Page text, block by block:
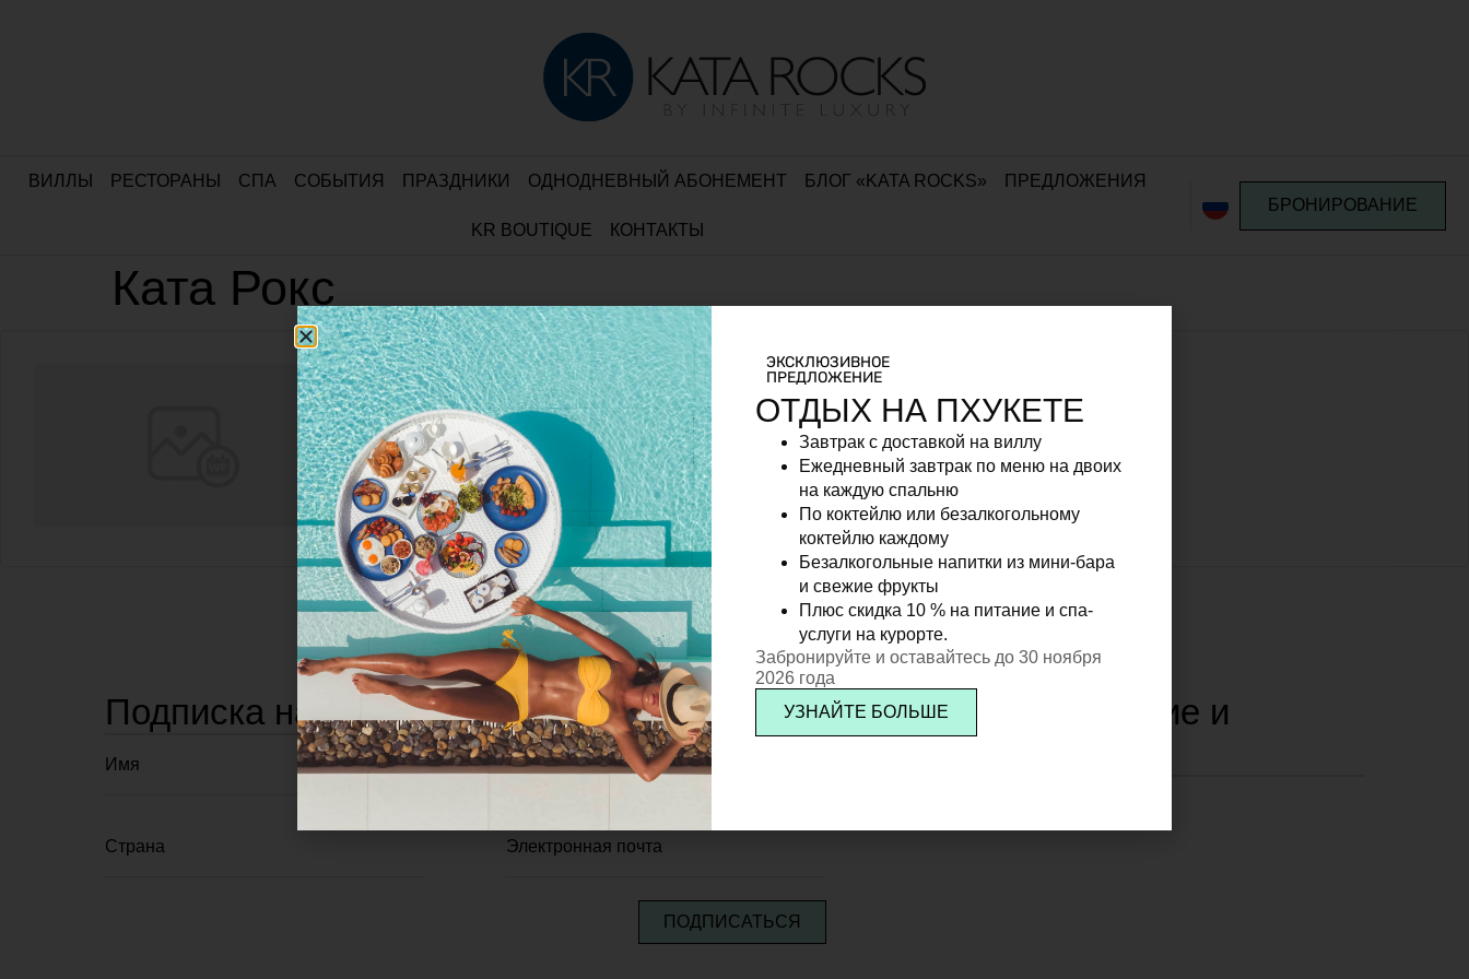
ВИЛЛЫ РЕСТОРАНЫ СПА СОБЫТИЯ ПРАЗДНИКИ ОДНОДНЕВНЫЙ АБОНЕМЕНТ БЛОГ «KATA ROCKS» ПРЕДЛОЖЕНИЯ
KR BOUTIQUE КОНТАКТЫ
БРОНИРОВАНИЕ
Ката Рокс
Ката Рокс
Веб-
сайт
FacebookInstagramTwitterYouTube
Подписка на рассылку
ПОДПИСАТЬСЯ
Расположение и
ЭКСКЛЮЗИВНОЕ
ПРЕДЛОЖЕНИЕ
ОТДЫХ НА ПХУКЕТЕ
Завтрак с доставкой на виллу
Ежедневный завтрак по меню на двоих
на каждую спальню
По коктейлю или безалкогольному
коктейлю каждому
Безалкогольные напитки из мини-бара
и свежие фрукты
Плюс скидка 10 % на питание и спа-
услуги на курорте.
Забронируйте и оставайтесь до 30 ноября
2026 года
УЗНАЙТЕ БОЛЬШЕ